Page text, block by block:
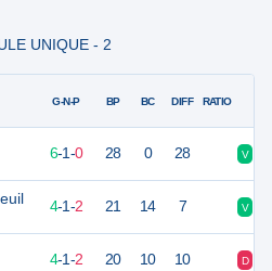
UNIQUE - 2
G-N-P BP BC DIFF RATIO
6-1-0 28 0 28 V
7 4-1-2 21 14 7 V
4-1-2 20 10 10 D